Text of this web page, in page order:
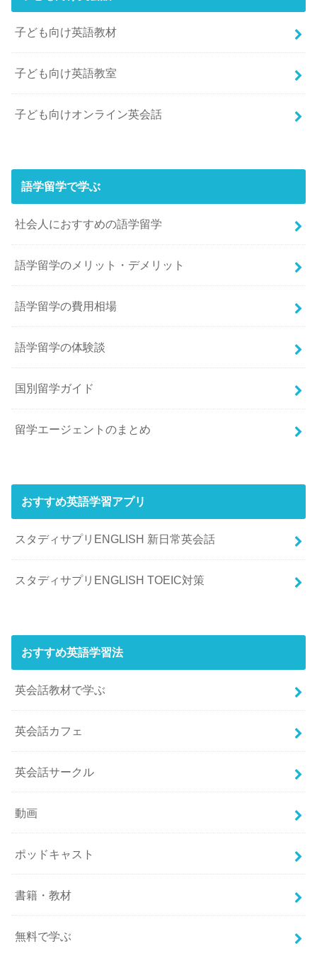
子ども向け英語教材
子ども向け英語教室
子ども向けオンライン英会話
語学留学で学ぶ
社会人におすすめの語学留学
語学留学のメリット・デメリット
語学留学の費用相場
語学留学の体験談
国別留学ガイド
留学エージェントのまとめ
おすすめ英語学習アプリ
スタディサプリENGLISH 新日常英会話
スタディサプリENGLISH TOEIC対策
おすすめ英語学習法
英会話教材で学ぶ
英会話カフェ
英会話サークル
動画
ポッドキャスト
書籍・教材
無料で学ぶ